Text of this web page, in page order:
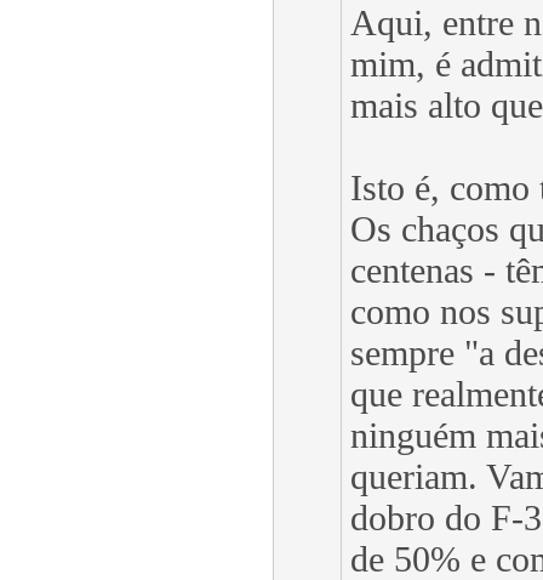
Aqui, entre
mim, é
mais alto
Isto é, como
Os chaços
centenas -
como nos
sempre "a
que
ninguém
queriam.
dobro do F-
de 50% e